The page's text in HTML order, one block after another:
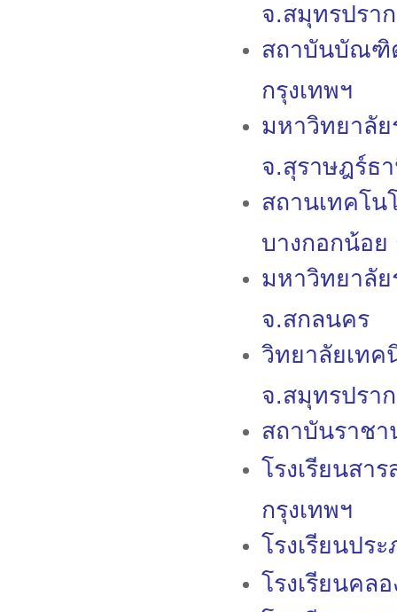
จ.สมุทรปรา
สถาบันบัณฑิ
กรุงเทพฯ
มหาวิทยาลัย
จ.สุราษฎร์ธ
สถานเทคโน
บางกอกน้อย
มหาวิทยาลั
จ.สกลนคร
วิทยาลัยเท
จ.สมุทรปรา
สถาบันราช
โรงเรียนสา
กรุงเทพฯ
โรงเรียนปร
โรงเรียนคล